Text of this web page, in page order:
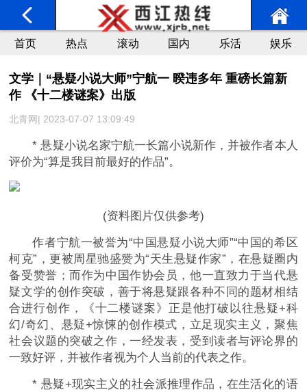
首页 热点 滚动 国内 乐活 娱乐
文学｜“悬疑小说大师”宁航一 暌违多年 重磅长篇新
作 《十二楼谜案》出版
北青网| 2023-07-07 13:09:49
* 悬疑小说名家宁航一长篇小说新作，并被作者本人
评价为“算是我目前最好的作品”。
(资料图片仅供参考)
作者宁航一被誉为“中国悬疑小说大师”“中国的希区
柯克”，更被周星驰盛赞为“天生悬疑作家”，在悬疑圈内
备受赞誉；而作为中国作协会员，他一直致力于当代悬
疑文学的创作突破，善于将悬疑跟各种不同的题材相结
合进行创作，《十二楼谜案》正是他打破以往悬疑+科
幻/奇幻、悬疑+惊悚的创作模式，立足现实主义，聚焦
社会议题的突破之作，一经发表，受到读者与评论界的
一致好评，并被作者视为个人当前的代表之作。
* 悬疑+现实主义的社会派推理作品，在生活化的语